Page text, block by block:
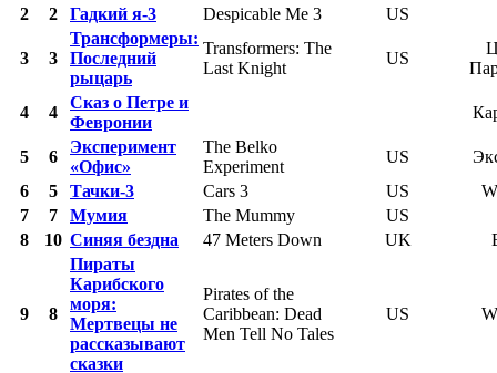
2 2 Гадкий я-3 Despicable Me 3 US
3 3
Трансформеры:
Последний
рыцарь
Transformers: The
Last Knight
US
4 4
Сказ о Петре и
Февронии
5 6
Эксперимент
«Офис»
The Belko
Experiment
US
6
5 Тачки-3 Cars 3 US
7
7 Мумия The Mummy
US
8
10 Синяя бездна 47 Meters Down UK
9 8
Пираты
Карибского
моря:
Мертвецы не
рассказывают
сказки
Pirates of the
Caribbean: Dead
Men Tell No Tales
US